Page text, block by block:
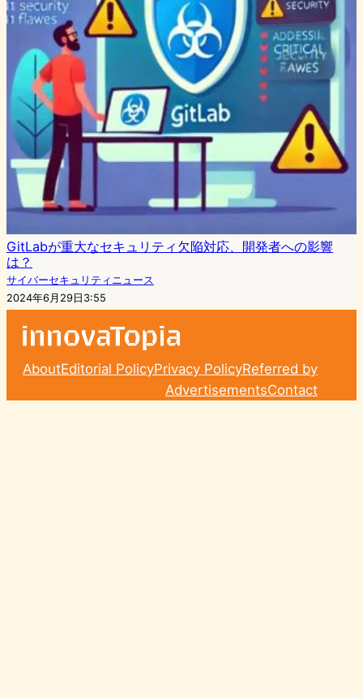
GitLabが重大なセキュリティ欠陥対応、開発者への影響
は？
サイバーセキュリティニュース
2024年6月29日3:55
AboutEditorial PolicyPrivacy PolicyReferred by
AdvertisementsContact